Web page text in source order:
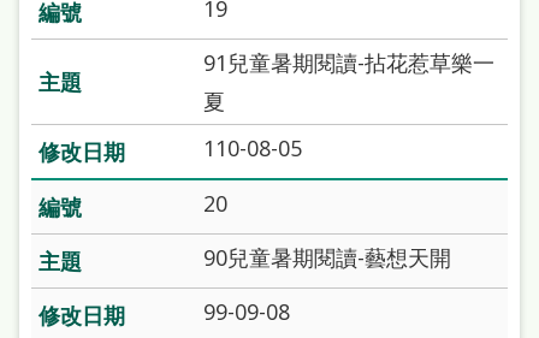
19
91兒童暑期閱讀-拈花惹草樂一
夏
110-08-05
20
90兒童暑期閱讀-藝想天開
99-09-08